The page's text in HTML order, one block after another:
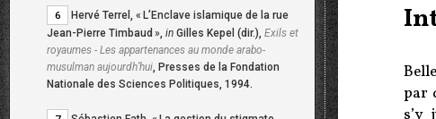
par
6 Hervé Terrel, « L’Enclave islamique de la rue
Jean-Pierre Timbaud », inGilles Kepel (dir.), Exils et
royaumes - Les appartenances au monde arabo-
musulman aujourdh’hui, Presses de la Fondation
Nationale des Sciences Politiques, 1994.